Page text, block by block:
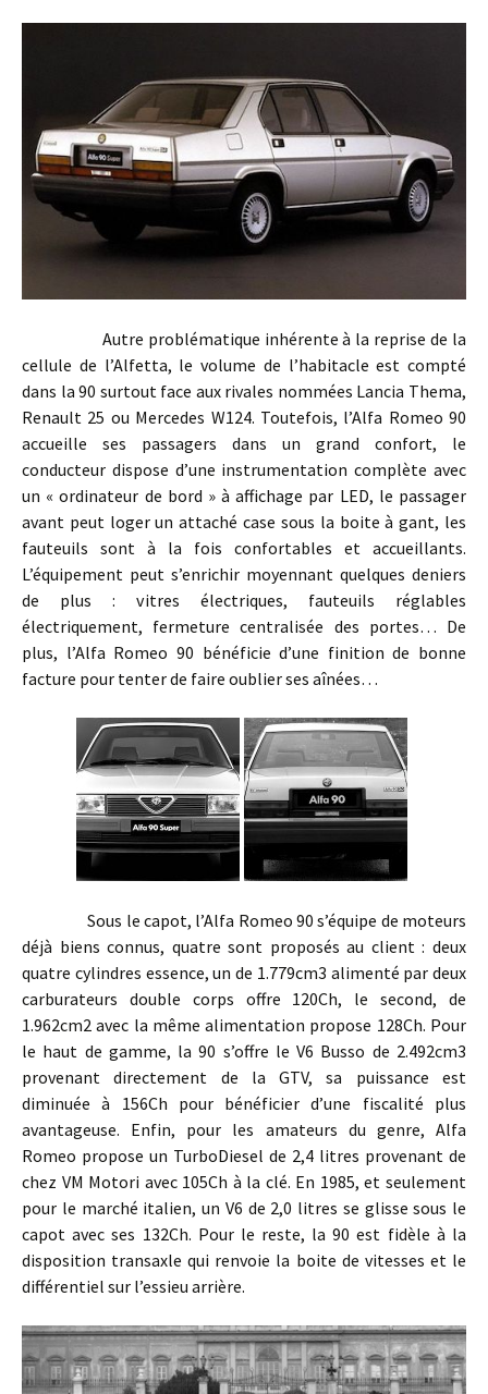
Autre problématique inhérente à la reprise de la
cellule de l’Alfetta, le volume de l’habitacle est compté
dans la 90 surtout face aux rivales nommées Lancia Thema,
Renault 25 ou Mercedes W124. Toutefois, l’Alfa Romeo 90
accueille ses passagers dans un grand confort, le
conducteur dispose d’une instrumentation complète avec
un « ordinateur de bord » à affichage par LED, le passager
avant peut loger un attaché case sous la boite à gant, les
fauteuils sont à la fois confortables et accueillants.
L’équipement peut s’enrichir moyennant quelques deniers
de plus : vitres électriques, fauteuils réglables
électriquement, fermeture centralisée des portes… De
plus, l’Alfa Romeo 90 bénéficie d’une finition de bonne
facture pour tenter de faire oublier ses aînées…
Sous le capot, l’Alfa Romeo 90 s’équipe de moteurs
déjà biens connus, quatre sont proposés au client : deux
quatre cylindres essence, un de 1.779cm3 alimenté par deux
carburateurs double corps offre 120Ch, le second, de
1.962cm2 avec la même alimentation propose 128Ch. Pour
le haut de gamme, la 90 s’offre le V6 Busso de 2.492cm3
provenant directement de la GTV, sa puissance est
diminuée à 156Ch pour bénéficier d’une fiscalité plus
avantageuse. Enfin, pour les amateurs du genre, Alfa
Romeo propose un TurboDiesel de 2,4 litres provenant de
chez VM Motori avec 105Ch à la clé. En 1985, et seulement
pour le marché italien, un V6 de 2,0 litres se glisse sous le
capot avec ses 132Ch. Pour le reste, la 90 est fidèle à la
disposition transaxle qui renvoie la boite de vitesses et le
différentiel sur l’essieu arrière.